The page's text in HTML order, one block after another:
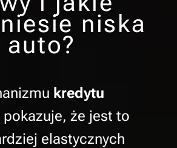
niska
kredytu
pokazuje, że jest to
elastycznych